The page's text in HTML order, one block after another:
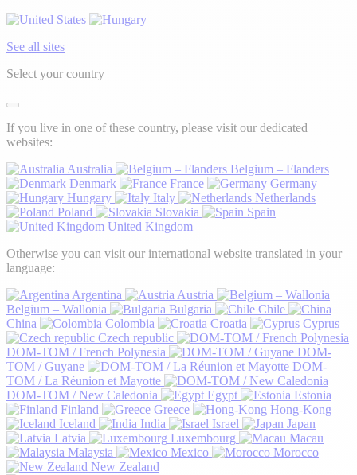
See all sites
Select your country
If you live in one of these country, please visit our dedicated
websites:
Australia
Belgium – Flanders
Denmark
France
Germany
Hungary
Italy
Netherlands
Poland
Slovakia
Spain
United Kingdom
Otherwise you can visit our international website translated in your
language:
Argentina
Austria
Belgium – Wallonia
Bulgaria
Chile
China
Colombia Croatia
Cyprus
Czech republic
DOM-TOM / French Polynesia
DOM-
TOM / Guyane
DOM-
TOM / La Réunion et Mayotte
DOM-TOM / New Caledonia
Egypt
Estonia
Finland
Greece
Hong-Kong
Iceland
India Israel
Japan
Latvia
Luxembourg
Macau
Malaysia
Mexico
Morocco
New Zealand